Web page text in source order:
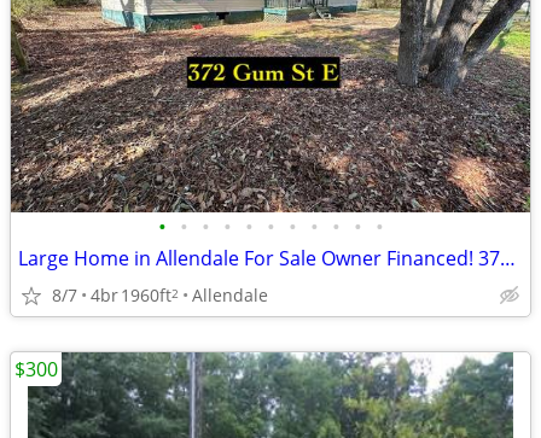
• • • • • • • • • • •
Large Home in Allendale For Sale Owner Financed! 372 Gum St E
8/7 4br1960ft2 Allendale
$300